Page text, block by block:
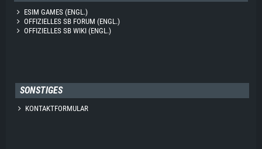
ESIM GAMES (ENGL.)
OFFIZIELLES SB FORUM (ENGL.)
OFFIZIELLES SB WIKI (ENGL.)
SONSTIGES
KONTAKTFORMULAR